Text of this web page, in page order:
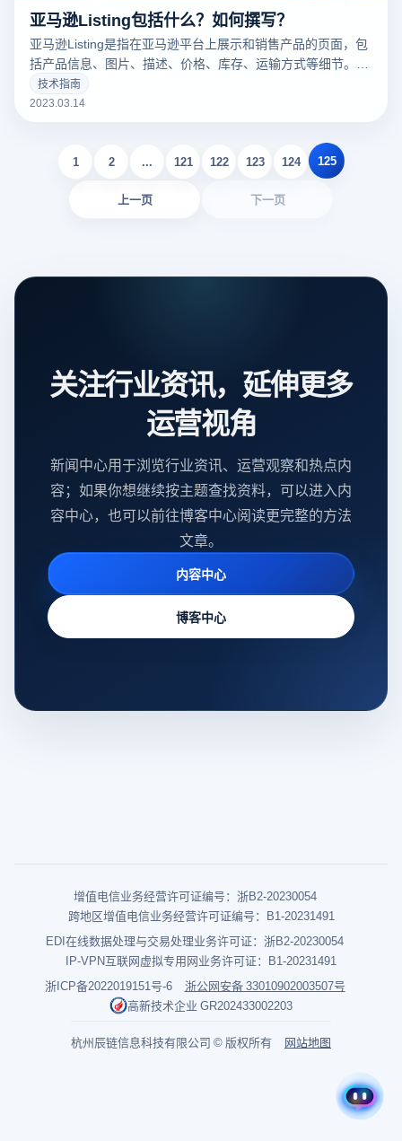
亚马逊Listing包括什么？如何撰写？
亚马逊Listing是指在亚马逊平台上展示和销售产品的页面，包
括产品信息、图片、描述、价格、库存、运输方式等细节。一
个好的亚马逊Listing可以吸引更多的潜在买家，增加销量。以
下云登录指纹浏览器关于亚马逊Listing包括什么？如何撰写？
技术指南
2023.03.14
上一页
1 2 ... 121 122 123 124 125
下一页
关注行业资讯，延伸更多
运营视角
新闻中心用于浏览行业资讯、运营观察和热点内
容；如果你想继续按主题查找资料，可以进入内
容中心，也可以前往博客中心阅读更完整的方法
文章。
内容中心
博客中心
增值电信业务经营许可证编号：浙B2-20230054
跨地区增值电信业务经营许可证编号：B1-20231491
EDI在线数据处理与交易处理业务许可证：浙B2-20230054
IP-VPN互联网虚拟专用网业务许可证：B1-20231491
浙ICP备2022019151号-6
浙公网安备 33010902003507号
高新技术企业 GR202433002203
杭州辰链信息科技有限公司 © 版权所有 网站地图